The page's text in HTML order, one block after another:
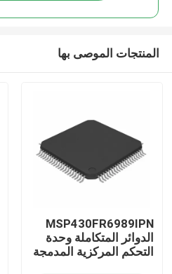
المنتجات الموصى بها
MSP430FR6989IPN
الدوائر المتكاملة وحدة
التحكم المركزية المدمجة